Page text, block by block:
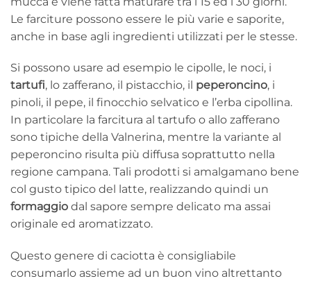
Le farciture possono essere le più varie e saporite,
anche in base agli ingredienti utilizzati per le stesse.
Si possono usare ad esempio le cipolle, le noci, i
tartufi, lo zafferano, il pistacchio, il peperoncino, i
pinoli, il pepe, il finocchio selvatico e l’erba cipollina.
In particolare la farcitura al tartufo o allo zafferano
sono tipiche della Valnerina, mentre la variante al
peperoncino risulta più diffusa soprattutto nella
regione campana. Tali prodotti si amalgamano bene
col gusto tipico del latte, realizzando quindi un
formaggio dal sapore sempre delicato ma assai
originale ed aromatizzato.
Questo genere di caciotta è consigliabile
consumarlo assieme ad un buon vino altrettanto